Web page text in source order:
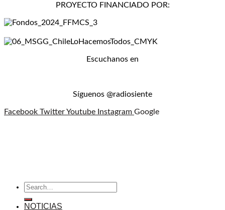
PROYECTO FINANCIADO POR:
Escuchanos en
Síguenos @radiosiente
Facebook TwitterYoutube Instagram Google
NOTICIAS